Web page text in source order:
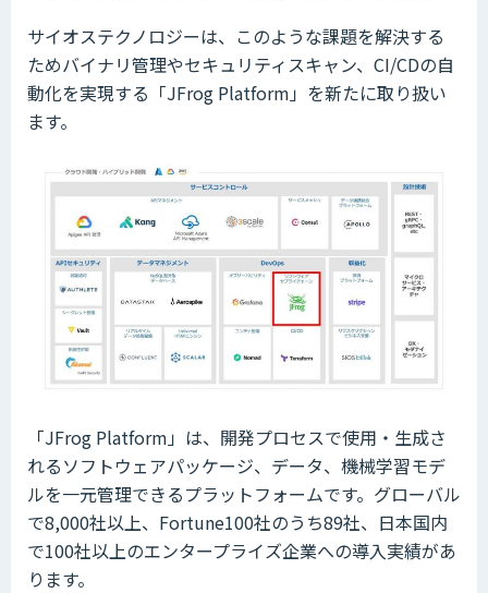
サイオステクノロジーは、このような課題を解決する
ためバイナリ管理やセキュリティスキャン、CI/CDの自
動化を実現する「JFrog Platform」を新たに取り扱い
ます。
「JFrog Platform」は、開発プロセスで使用・生成さ
れるソフトウェアパッケージ、データ、機械学習モデ
ルを一元管理できるプラットフォームです。グローバル
で8,000社以上、Fortune100社のうち89社、日本国内
で100社以上のエンタープライズ企業への導入実績があ
ります。